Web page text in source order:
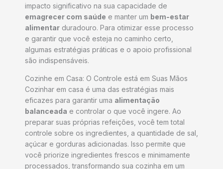
impacto significativo na sua capacidade de
emagrecer com saúde e manter um bem-estar
alimentar duradouro. Para otimizar esse processo
e garantir que você esteja no caminho certo,
algumas estratégias práticas e o apoio profissional
são indispensáveis.
Cozinhe em Casa: O Controle está em Suas Mãos
Cozinhar em casa é uma das estratégias mais
eficazes para garantir uma alimentação
balanceada e controlar o que você ingere. Ao
preparar suas próprias refeições, você tem total
controle sobre os ingredientes, a quantidade de sal,
açúcar e gorduras adicionadas. Isso permite que
você priorize ingredientes frescos e minimamente
processados, transformando sua cozinha em um